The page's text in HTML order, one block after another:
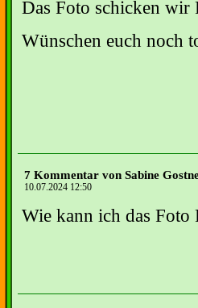
Das Foto schicken wir
Wünschen euch noch
7 Kommentar von Sabine
10.07.2024 12:50
Wie kann ich das Foto